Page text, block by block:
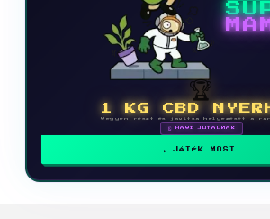
🏆
1 KG CBD
Vegyen részt és javítsa helyezését a
🗓 HAVI JUTALMAK
JÁTÉK MOST